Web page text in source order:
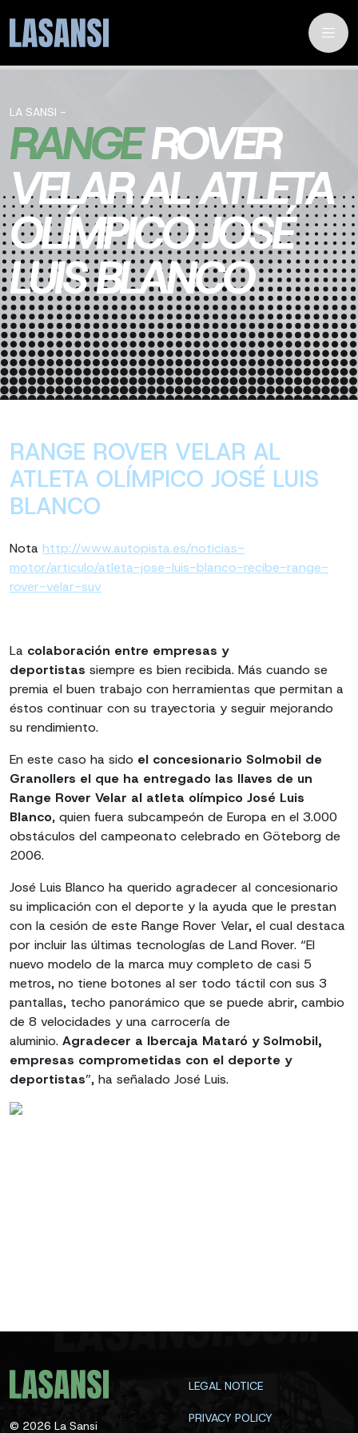
LA SANSI -
RANGEROVER
VELAR AL ATLETA
OLÍMPICO JOSÉ
LUIS BLANCO
RANGE ROVER VELAR AL
ATLETA OLÍMPICO JOSÉ LUIS
BLANCO
Nota http://www.autopista.es/noticias-
motor/articulo/atleta-jose-luis-blanco-recibe-range-
rover-velar-suv
La colaboración entre empresas y
deportistas siempre es bien recibida. Más cuando se
premia el buen trabajo con herramientas que permitan a
éstos continuar con su trayectoria y seguir mejorando
su rendimiento.
En este caso ha sido el concesionario Solmobil de
Granollers el que ha entregado las llaves de un
Range Rover Velar al atleta olímpico José Luis
Blanco, quien fuera subcampeón de Europa en el 3.000
obstáculos del campeonato celebrado en Göteborg de
2006.
José Luis Blanco ha querido agradecer al concesionario
su implicación con el deporte y la ayuda que le prestan
con la cesión de este Range Rover Velar, el cual destaca
por incluir las últimas tecnologías de Land Rover. “El
nuevo modelo de la marca muy completo de casi 5
metros, no tiene botones al ser todo táctil con sus 3
pantallas, techo panorámico que se puede abrir, cambio
de 8 velocidades y una carrocería de
aluminio. Agradecer a Ibercaja Mataró y Solmobil,
empresas comprometidas con el deporte y
deportistas”, ha señalado José Luis.
© 2026 La Sansi
LEGAL NOTICE
PRIVACY POLICY